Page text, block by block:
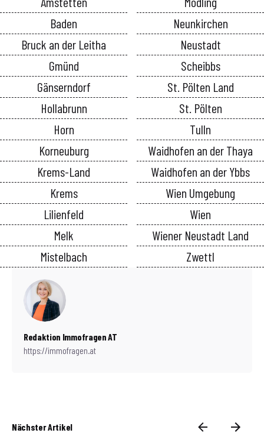
Baden
Bruck an der Leitha
Gmünd
Gänserndorf
Hollabrunn
Horn
Korneuburg
Krems-Land
Krems
Lilienfeld
Melk
Mistelbach
Neunkirchen
Neustadt
Scheibbs
St. Pölten Land
St. Pölten
Tulln
Waidhofen an der Thaya
Waidhofen an der Ybbs
Wien Umgebung
Wien
Wiener Neustadt Land
Zwettl
Redaktion Immofragen AT
https://immofragen.at
Nächster Artikel